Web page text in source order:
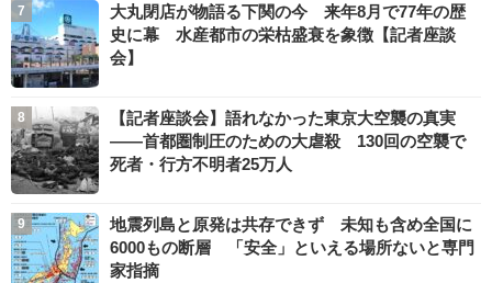
大丸閉店が物語る下関の今 来年8月で77年の歴
史に幕 水産都市の栄枯盛衰を象徴【記者座談
会】
【記者座談会】語れなかった東京大空襲の真実
――首都圏制圧のための大虐殺 130回の空襲で
死者・行方不明者25万人
地震列島と原発は共存できず 未知も含め全国に
6000もの断層 「安全」といえる場所ないと専門
家指摘